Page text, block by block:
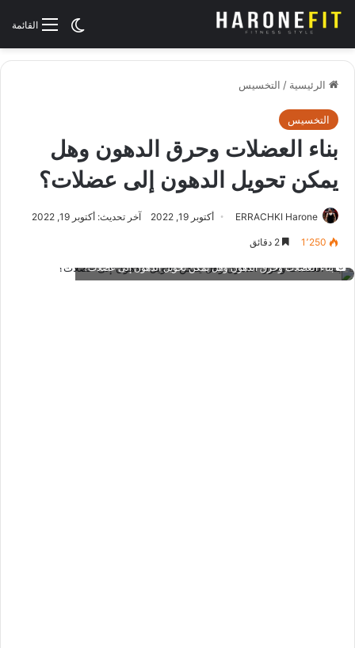
القائمةالوضع
الرئيسية / التخسيس
التخسيس
بناء العضلات وحرق الدهون وهل
يمكن تحويل الدهون إلى عضلات؟
ERRACHKI Harone أكتوبر 19, 2022 آخر تحديث: أكتوبر 19, 2022
1٬250
بناء العضلات وحرق الدهون وهل يمكن تحويل الدهون إلى عضلات؟